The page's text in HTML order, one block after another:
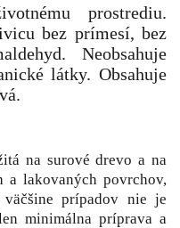
prostrediu.
bez prímesí, bez
Neobsahuje
látky. Obsahuje
na surové drevo a na
a lakovaných povrchov,
prípadov nie je
minimálna príprava a